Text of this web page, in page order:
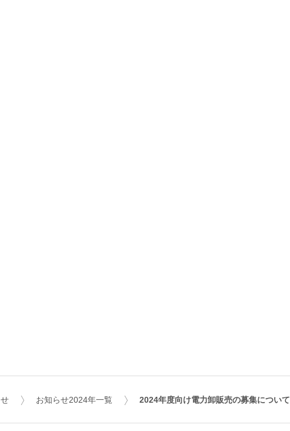
お知らせ2024年一覧 2024年度向け電力卸販売の募集について